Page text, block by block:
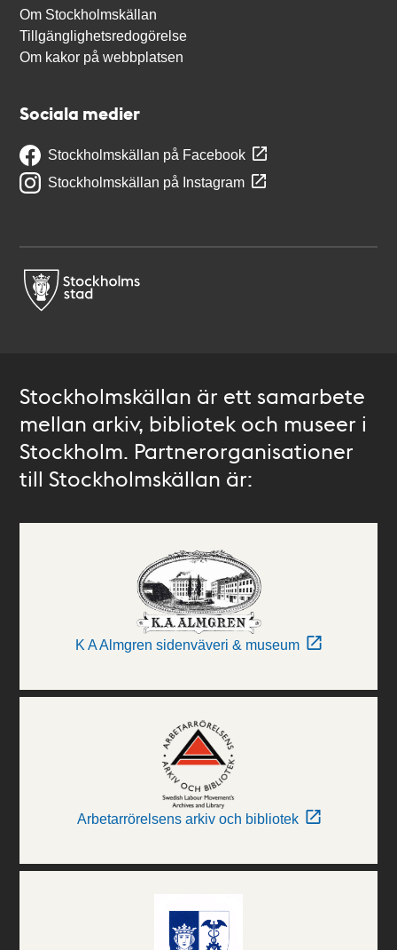
Om Stockholmskällan
Tillgänglighetsredogörelse
Om kakor på webbplatsen
Sociala medier
Stockholmskällan på Facebook
Stockholmskällan på Instagram
Stockholmskällan är ett samarbete
mellan arkiv, bibliotek och museer i
Stockholm. Partnerorganisationer
till Stockholmskällan är:
K A Almgren sidenväveri & museum
Arbetarrörelsens arkiv och bibliotek